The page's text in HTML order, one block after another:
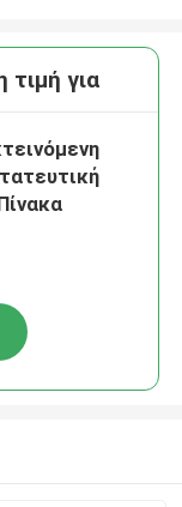
για